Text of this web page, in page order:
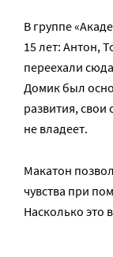
В группе
15 лет: Антон,
переехали
Домик был
развития,
не владеет.
Макатон
чувства при
Насколько это